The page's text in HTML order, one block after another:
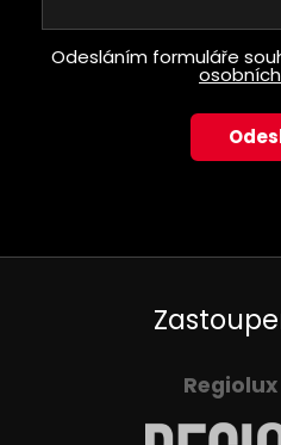
Odesláním formuláře